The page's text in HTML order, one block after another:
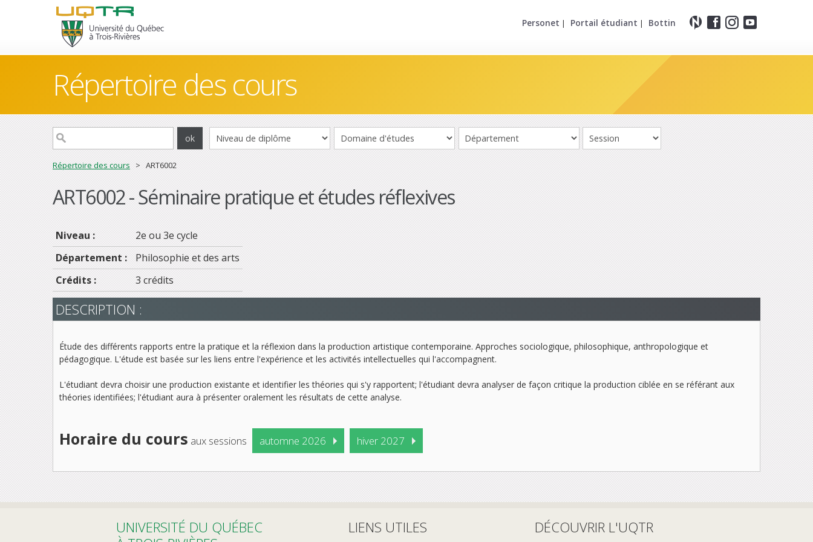
Personet | Portail étudiant | Bottin
Répertoire des cours
Répertoire des cours > ART6002
ART6002 - Séminaire pratique et études réflexives
Niveau :
2e ou 3e cycle
Département :
Philosophie et des arts
Crédits :
3 crédits
DESCRIPTION :
Étude des différents rapports entre la pratique et la réflexion dans la production artistique contemporaine. Approches sociologique, philosophique, anthropologique et
pédagogique. L'étude est basée sur les liens entre l'expérience et les activités intellectuelles qui l'accompagnent.
L'étudiant devra choisir une production existante et identifier les théories qui s'y rapportent; l'étudiant devra analyser de façon critique la production ciblée en se référant aux
théories identifiées; l'étudiant aura à présenter oralement les résultats de cette analyse.
Horaire du cours aux sessions automne 2026 hiver 2027
UNIVERSITÉ DU QUÉBEC
LIENS UTILES DÉCOUVRIR L'UQTR